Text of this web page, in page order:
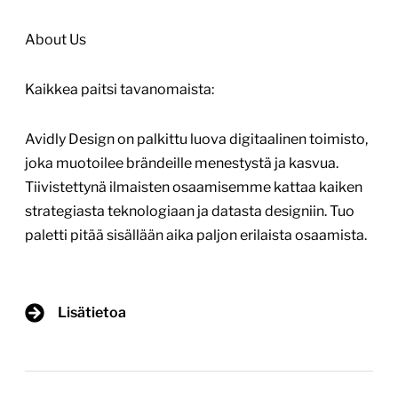
About Us
Kaikkea paitsi tavanomaista:
Avidly Design on palkittu luova digitaalinen toimisto,
joka muotoilee brändeille menestystä ja kasvua.
Tiivistettynä ilmaisten osaamisemme kattaa kaiken
strategiasta teknologiaan ja datasta designiin. Tuo
paletti pitää sisällään aika paljon erilaista osaamista.
Lisätietoa